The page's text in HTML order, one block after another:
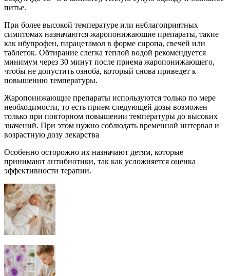
питье.
При более высокой температуре или неблагоприятных
симптомах назначаются жаропонижающие препараты, такие
как ибупрофен, парацетамол в форме сиропа, свечей или
таблеток. Обтирание слегка теплой водой рекомендуется
минимум через 30 минут после приема жаропонижающего,
чтобы не допустить озноба, который снова приведет к
повышению температуры.
Жаропонижающие препараты используются только по мере
необходимости, то есть прием следующей дозы возможен
только при повторном повышении температуры до высоких
значений. При этом нужно соблюдать временной интервал и
возрастную дозу лекарства
Особенно осторожно их назначают детям, которые
принимают антибиотики, так как усложняется оценка
эффективности терапии.